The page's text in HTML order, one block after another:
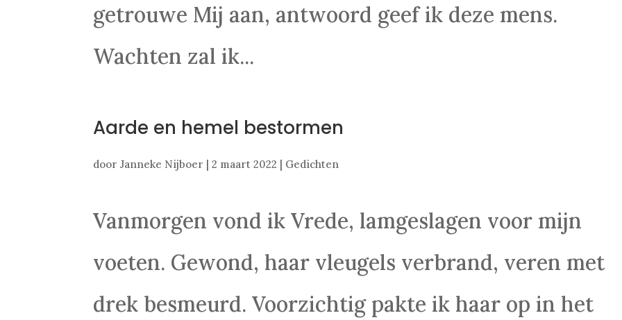
getrouwe Mij aan, antwoord geef ik deze mens.
Wachten zal ik...
Aarde en hemel bestormen
doorJanneke Nijboer |2 maart 2022 | Gedichten
Vanmorgen vond ik Vrede, lamgeslagen voor mijn
voeten. Gewond, haar vleugels verbrand, veren met
drek besmeurd. Voorzichtig pakte ik haar op in het